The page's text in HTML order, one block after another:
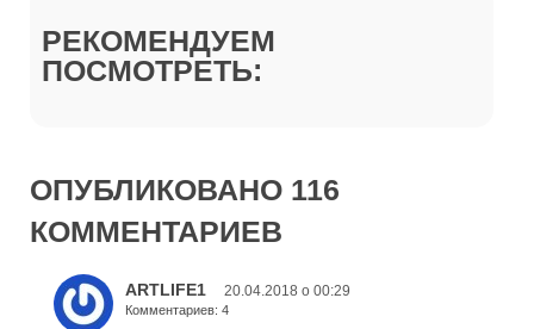
РЕКОМЕНДУЕМ
ПОСМОТРЕТЬ:
ОПУБЛИКОВАНО 116
КОММЕНТАРИЕВ
ARTLIFE1 20.04.2018 о 00:29
Комментариев: 4